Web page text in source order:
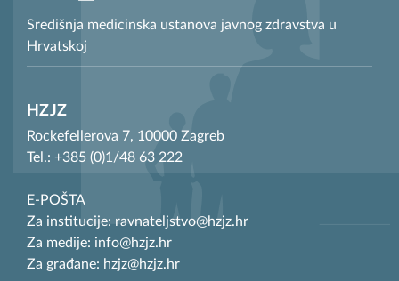
Središnja medicinska ustanova javnog zdravstva u
Hrvatskoj
HZJZ
Rockefellerova 7, 10000 Zagreb
Tel.: +385 (0)1/48 63 222
E-POŠTA
Za institucije: ravnateljstvo@hzjz.hr
Za medije: info@hzjz.hr
Za građane: hzjz@hzjz.hr